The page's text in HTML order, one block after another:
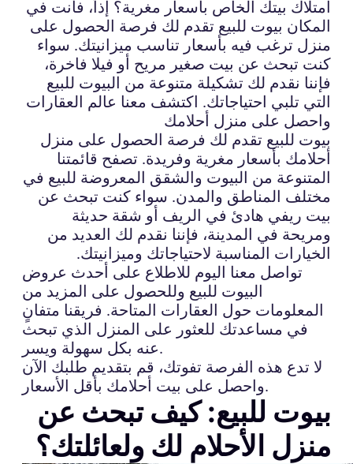
امتلاك بيتك الخاص بأسعار مغرية؟ إذاً، فأنت في
المكان بيوت للبيع تقدم لك فرصة الحصول على
منزل ترغب فيه بأسعار تناسب ميزانيتك. سواء
كنت تبحث عن بيت صغير مريح أو فيلا فاخرة،
فإننا نقدم لك تشكيلة متنوعة من البيوت للبيع
التي تلبي احتياجاتك. اكتشف معنا عالم العقارات
واحصل على منزل أحلامك
بيوت للبيع تقدم لك فرصة الحصول على منزل
أحلامك بأسعار مغرية وفريدة. تصفح قائمتنا
المتنوعة من البيوت والشقق المعروضة للبيع في
مختلف المناطق والمدن. سواء كنت تبحث عن
بيت ريفي هادئ في الريف أو شقة حديثة
ومريحة في المدينة، فإننا نقدم لك العديد من
الخيارات المناسبة لاحتياجاتك وميزانيتك.
تواصل معنا اليوم للاطلاع على أحدث عروض
البيوت للبيع وللحصول على المزيد من
المعلومات حول العقارات المتاحة. فريقنا متفانٍ
في مساعدتك للعثور على المنزل الذي تبحث
عنه بكل سهولة ويسر.
لا تدع هذه الفرصة تفوتك، قم بتقديم طلبك الآن
واحصل على بيت أحلامك بأقل الأسعار.
بيوت للبيع: كيف تبحث عن
منزل الأحلام لك ولعائلتك؟